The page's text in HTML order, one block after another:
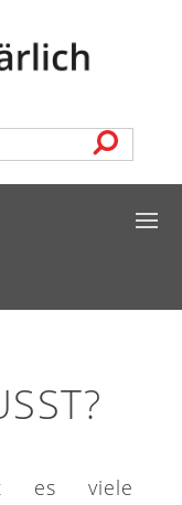
es viele